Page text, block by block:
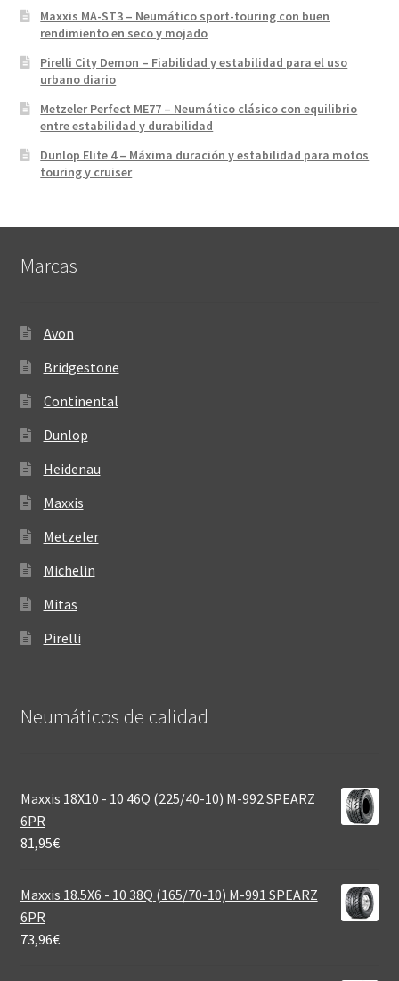
Maxxis MA-ST3 – Neumático sport-touring con buen
rendimiento en seco y mojado
Pirelli City Demon – Fiabilidad y estabilidad para el uso
urbano diario
Metzeler Perfect ME77 – Neumático clásico con equilibrio
entre estabilidad y durabilidad
Dunlop Elite 4 – Máxima duración y estabilidad para motos
touring y cruiser
Marcas
Avon
Bridgestone
Continental
Dunlop
Heidenau
Maxxis
Metzeler
Michelin
Mitas
Pirelli
Neumáticos de calidad‎
Maxxis 18X10 - 10 46Q (225/40-10) M-992 SPEARZ
6PR
81,95€
Maxxis 18.5X6 - 10 38Q (165/70-10) M-991 SPEARZ
6PR
73,96€